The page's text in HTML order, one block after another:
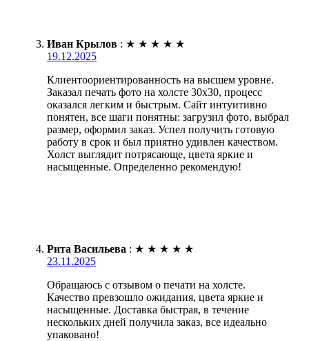
Иван Крылов : ★ ★ ★ ★ ★
19.12.2025
Клиентоориентированность на высшем уровне.
Заказал печать фото на холсте 30х30, процесс
оказался легким и быстрым. Сайт интуитивно
понятен, все шаги понятны: загрузил фото, выбрал
размер, оформил заказ. Успел получить готовую
работу в срок и был приятно удивлен качеством.
Холст выглядит потрясающе, цвета яркие и
насыщенные. Определенно рекомендую!
Рита Васильева : ★ ★ ★ ★ ★
23.11.2025
Обращаюсь с отзывом о печати на холсте.
Качество превзошло ожидания, цвета яркие и
насыщенные. Доставка быстрая, в течение
нескольких дней получила заказ, все идеально
упаковано!